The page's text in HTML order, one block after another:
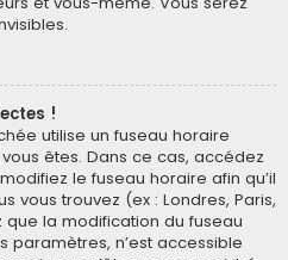
!
utilise un fuseau horaire
êtes. Dans ce cas, accédez
le fuseau horaire afin qu’il
vous trouvez (ex : Londres, Paris,
que la modification du fuseau
n’est accessible